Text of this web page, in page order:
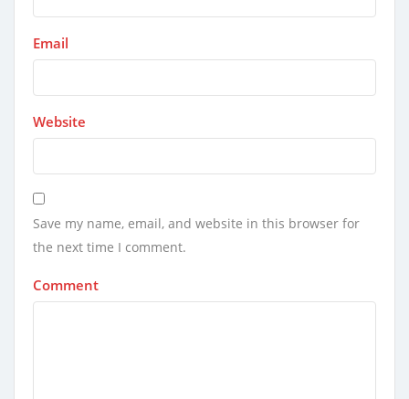
Email
Website
Save my name, email, and website in this browser for
the next time I comment.
Comment